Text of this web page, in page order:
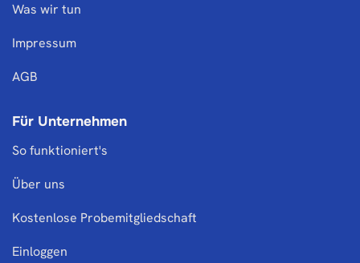
Was wir tun
Impressum
AGB
Für Unternehmen
So funktioniert's
Über uns
Kostenlose Probemitgliedschaft
Einloggen